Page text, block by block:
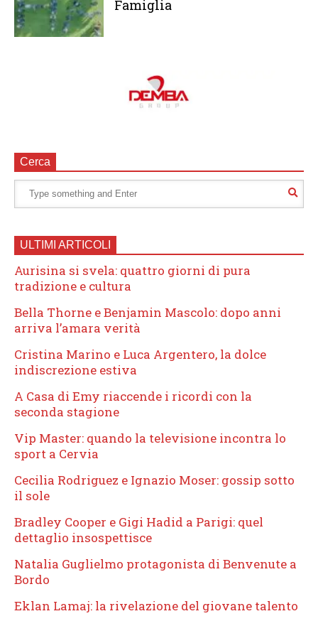
Famiglia
Cerca
ULTIMI ARTICOLI
Aurisina si svela: quattro giorni di pura
tradizione e cultura
Bella Thorne e Benjamin Mascolo: dopo anni
arriva l’amara verità
Cristina Marino e Luca Argentero, la dolce
indiscrezione estiva
A Casa di Emy riaccende i ricordi con la
seconda stagione
Vip Master: quando la televisione incontra lo
sport a Cervia
Cecilia Rodriguez e Ignazio Moser: gossip sotto
il sole
Bradley Cooper e Gigi Hadid a Parigi: quel
dettaglio insospettisce
Natalia Guglielmo protagonista di Benvenute a
Bordo
Eklan Lamaj: la rivelazione del giovane talento